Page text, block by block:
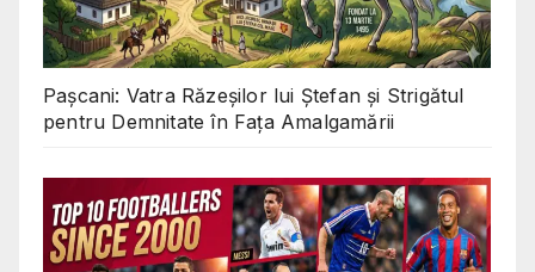
Pașcani: Vatra Răzeșilor lui Ștefan și Strigătul
pentru Demnitate în Fața Amalgamării